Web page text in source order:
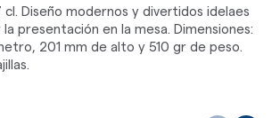
cl. Diseño modernos y divertidos idelaes
presentación en la mesa. Dimensiones:
201 mm de alto y 510 gr de peso.